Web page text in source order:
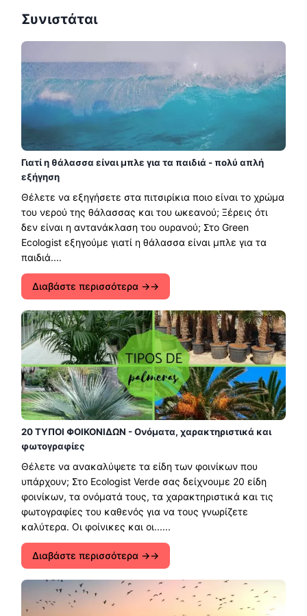
Συνιστάται
Γιατί η θάλασσα είναι μπλε για τα παιδιά - πολύ απλή
εξήγηση
Θέλετε να εξηγήσετε στα πιτσιρίκια ποιο είναι το χρώμα
του νερού της θάλασσας και του ωκεανού; Ξέρεις ότι
δεν είναι η αντανάκλαση του ουρανού; Στο Green
Ecologist εξηγούμε γιατί η θάλασσα είναι μπλε για τα
παιδιά....
Διαβάστε περισσότερα →
20 ΤΥΠΟΙ ΦΟΙΚΟΝΙΔΩΝ - Ονόματα, χαρακτηριστικά και
φωτογραφίες
Θέλετε να ανακαλύψετε τα είδη των φοινίκων που
υπάρχουν; Στο Ecologist Verde σας δείχνουμε 20 είδη
φοινίκων, τα ονόματά τους, τα χαρακτηριστικά και τις
φωτογραφίες του καθενός για να τους γνωρίζετε
καλύτερα. Οι φοίνικες και οι......
Διαβάστε περισσότερα →